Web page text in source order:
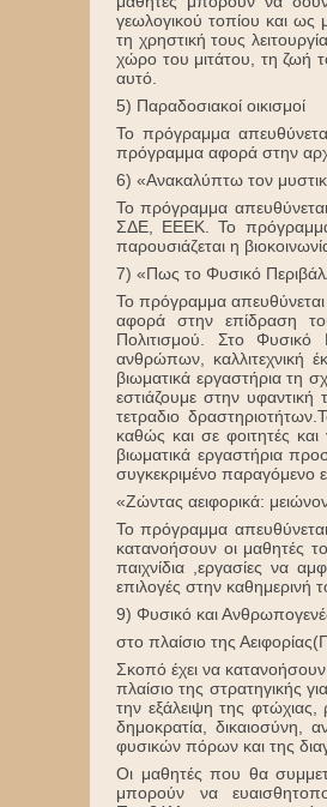
γεωλογικού τοπίου και ως
τη χρηστική τους
χώρο του μιτάτου, τη ζωή
αυτό.
5) Παραδοσιακοί οικισμοί
Το πρόγραμμα
πρόγραμμα αφορά στην
6) «Ανακαλύπτω τον
Το πρόγραμμα
ΣΔΕ, ΕΕΕΚ. Το πρόγραμμα
παρουσιάζεται η
7) «Πως το Φυσικό
Το πρόγραμμα
αφορά στην επίδραση
Πολιτισμού. Στο Φυσικό
ανθρώπων, καλλιτεχνική
βιωματικά εργαστήρια τη
εστιάζουμε στην υφαντική
τετραδιο
καθώς και σε φοιτητές και
βιωματικά εργαστήρια
συγκεκριμένο παραγόμενο
«Ζώντας αειφορικά:
Το πρόγραμμα
κατανοήσουν οι μαθητές
παιχνίδια ,εργασίες να
επιλογές στην καθημερινή
9) Φυσικό και
στο πλαίσιο της
Σκοπό έχει να κατανοήσουν
πλαίσιο της στρατηγικής
την εξάλειψη της
δημοκρατία, δικαιοσύνη,
φυσικών πόρων και της
Οι μαθητές που θα
μπορούν να